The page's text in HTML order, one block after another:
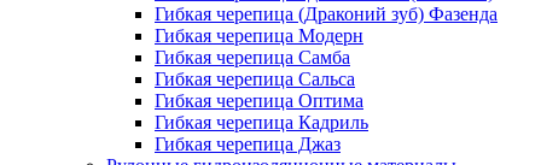
Гибкая черепица (Драконий зуб) Фазенда
Гибкая черепица Модерн
Гибкая черепица Самба
Гибкая черепица Сальса
Гибкая черепица Оптима
Гибкая черепица Кадриль
Гибкая черепица Джаз